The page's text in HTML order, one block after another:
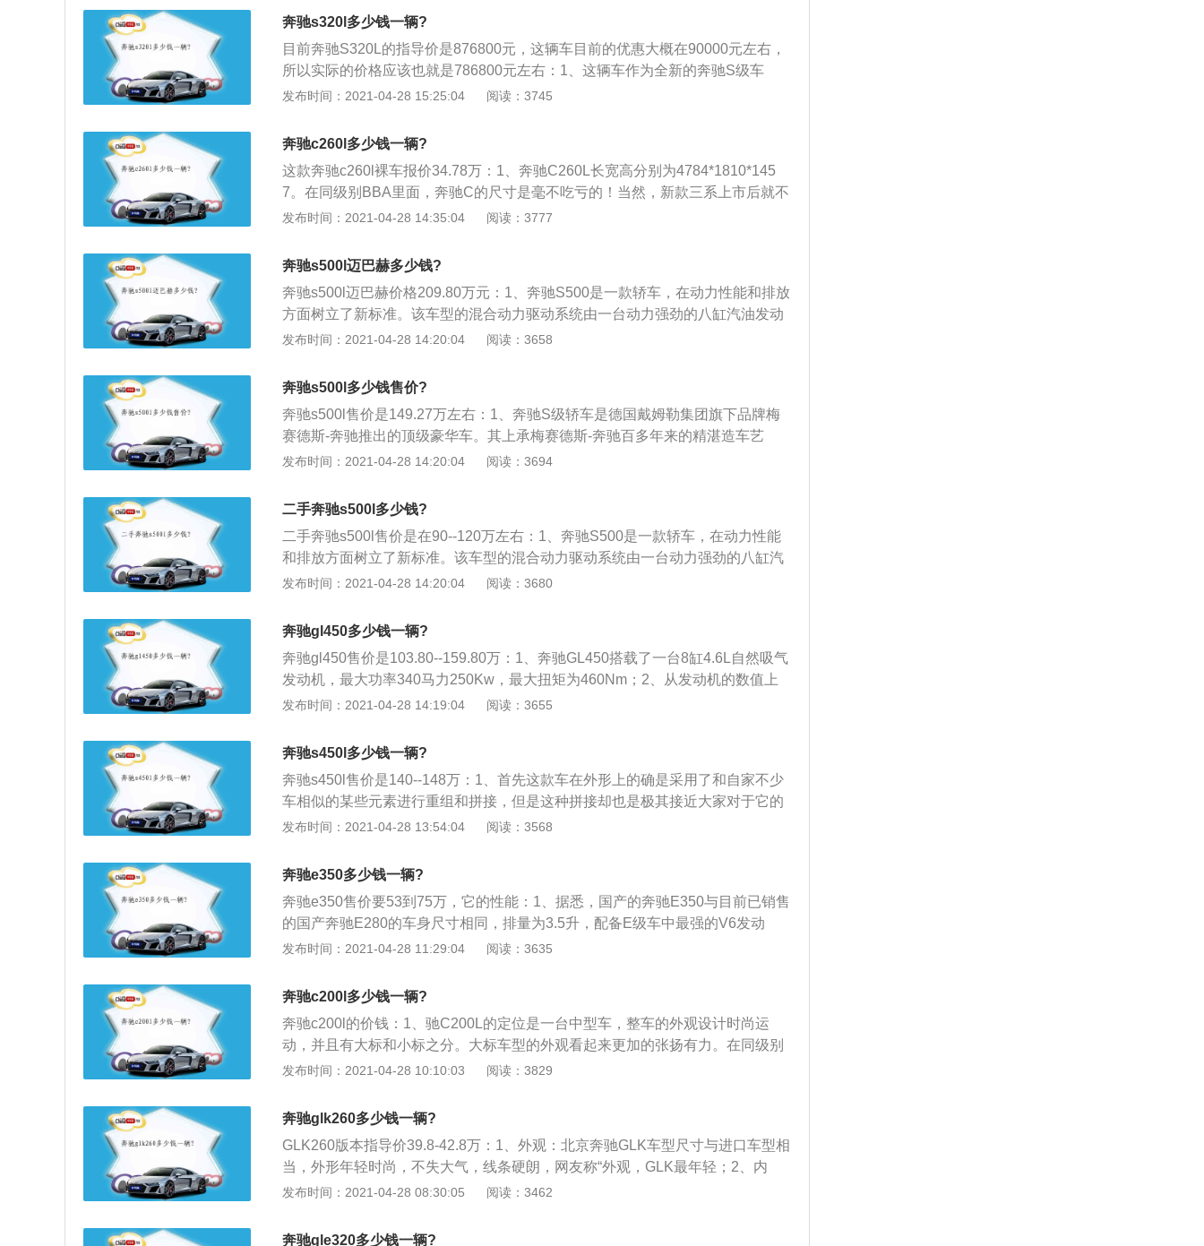
轴，就是难度最大单前轮着地，其它三个轮打滑的情况下也能从容脱困，虽说是
适时四驱但其四驱性能确是很优秀很优秀的。
奔驰s320l多少钱一辆?
目前奔驰S320L的指导价是876800元，这辆车目前的优惠大概在90000元左右，
所以实际的价格应该也就是786800元左右：1、这辆车作为全新的奔驰S级车
型，他的发动机系统一直遭到很多人的吐槽；2、说他的动力很垃圾，四缸发动
很轻快，开的很舒适，根本没有他们说的那么不好；3、而且他的轻混系统可以
让动力加速更加的平稳，能够循序渐进，但是如果你要追求很强的动力，那么它
多半是不适合你啦；4、这辆车因为这个轻混系统也是很省油的啦，他会及时的
控制你的发动机，为你节油省能的哦。
发布时间：2021-04-28 15:25:04 阅读：3745
奔驰c260l多少钱一辆?
这款奔驰c260l裸车报价34.78万：1、奔驰C260L长宽高分别为4784*1810*145
7。在同级别BBA里面，奔驰C的尺寸是毫不吃亏的！当然，新款三系上市后就不
一定了；2、内饰，12.3英寸的液晶仪表盘与10.25英寸的中控屏幕相结合，科技
260L还标配电子驻车、定速巡航、胎压监测、全景天窗等配置。所以奔驰贵，还
是有一定道理的！但是至于音响的话，柏林之声是需要7000块去选配的；4、奔
驰C260L排量为1497ml，最大马力184马，1.5T直列四缸百公里加速为8.5秒！动
力方面还是可以满足的！C300的高功率版的性能也有所提升，最大马力将达到2
58。
发布时间：2021-04-28 14:35:04 阅读：3777
奔驰s500l迈巴赫多少钱?
奔驰s500l迈巴赫价格209.80万元：1、奔驰S500是一款轿车，在动力性能和排放
方面树立了新标准。该车型的混合动力驱动系统由一台动力强劲的八缸汽油发动
机和一台高扭矩的电动机组成，以经济方式运转，能够最大限度地降低对环境的
及低滚动阻力轮胎后，这款S级轿车的综合油耗仅为8.0升\/100公里；3、综合二
氧化碳排放量只有188克\/公里，堪称全球最高效的豪华轿车。这款车不仅具有传
统的高水准驾乘舒适性、大行李箱容积、豪华的车内氛围，同时还提高了灵活
性。
发布时间：2021-04-28 14:20:04 阅读：3658
奔驰s500l多少钱售价?
奔驰s500l售价是149.27万左右：1、奔驰S级轿车是德国戴姆勒集团旗下品牌梅
赛德斯-奔驰推出的顶级豪华车。其上承梅赛德斯-奔驰百多年来的精湛造车艺
术；2、下启源源不绝的科技革新，在安全性、汽车工程和环境保护方面，具备
过精密的设计与打造，无论在驾驶性、豪华外表和安全性方面，都达到了顶峰的
水平；4、具备强劲的最新V式12缸双涡轮发动机，拥有让人无比兴奋的装备，另
外，它还配置了尖端的主动安全防护系统（PRE-SAFE），率先实现了“现实安全
概念”；5、可预先觉察危险并立即作出预防。2013年5月15日第十代的奔驰S级在
德国汉堡进行全球发布。
发布时间：2021-04-28 14:20:04 阅读：3694
二手奔驰s500l多少钱?
二手奔驰s500l售价是在90--120万左右：1、奔驰S500是一款轿车，在动力性能
和排放方面树立了新标准。该车型的混合动力驱动系统由一台动力强劲的八缸汽
油发动机和一台高扭矩的电动机组成，以经济方式运转，能够最大限度地降低对
功能以及低滚动阻力轮胎后，这款S级轿车的综合油耗仅为8.0升\/100公里，综合
二氧化碳排放量只有188克\/公里，堪称全球最高效的豪华轿车；3、这款车不仅
具有传统的高水准驾乘舒适性、大行李箱容积、豪华的车内氛围，同时还提高了
灵活性。
发布时间：2021-04-28 14:20:04 阅读：3680
奔驰gl450多少钱一辆?
奔驰gl450售价是103.80--159.80万：1、奔驰GL450搭载了一台8缸4.6L自然吸气
发动机，最大功率340马力250Kw，最大扭矩为460Nm；2、从发动机的数值上
看，GL450在同级别车型中绝对是数一数二的。发动机舱布局可以用整齐来形
在6000转\/分爆发出340马力的最大功率，在2700转\/分的转速下就能达到峰值扭
矩460牛米；4、这台4.6升V8发动机内部代号为M273，采用了双凸轮轴、每缸4
气门、双级镁金属进气歧管和进排气可变气门正时。匹配奔驰引以为豪的7G-Tro
nic七挡自动变速器，换挡平顺，响应迅速。
发布时间：2021-04-28 14:19:04 阅读：3655
奔驰s450l多少钱一辆?
奔驰s450l售价是140--148万：1、首先这款车在外形上的确是采用了和自家不少
车相似的某些元素进行重组和拼接，但是这种拼接却也是极其接近大家对于它的
一些了解和常规印象；2、比如说它的中间的进气格栅就依旧是大家在多数车型
是饱满但是体型也不算大的设计手法；3、这两处也就组成了它们在其中更有辨
识度的元素，如果大家认为它的这方面确实是会淹没在自己诸多同级车之下的
话，那么拉开它的车门后这种想法是能够迅速消散的。
发布时间：2021-04-28 13:54:04 阅读：3568
奔驰e350多少钱一辆?
奔驰e350售价要53到75万，它的性能：1、据悉，国产的奔驰E350与目前已销售
的国产奔驰E280的车身尺寸相同，排量为3.5升，配备E级车中最强的V6发动
机，从0到100公里\/小时的加速时间仅为6.9秒，最高车速达到了250公里\/小时；
率较低，外界猜测国产后奔驰E350的售价可能在70万元到75万元，届时这将是
国内第二贵的国产车。目前国产的三大豪华品牌——奥迪、宝马、奔驰中，价格
最高的是奥迪A6L4.2，其市场价为84.12万元左右；3、银河证券汽车分析师赵胜
利表示，奔驰E350的国产将有效补充北京奔驰E级车型的产品线，同时也将对国
内豪华车市的竞争格局产生巨大的影响，对国产奔驰争取主动，站稳脚跟有战略
0价格为63.98万元，E200K的价格为52.5万元。北汽集团董事长安庆衡日前在北
京奔驰新工厂落成典礼上表示，新款的E级和C级轿车将与全球同步在中国制造；
4、优点：一流品牌，一流品质，隔音出色，引擎宁顺，与变速器配合佳。缺
发布时间：2021-04-28 11:29:04 阅读：3635
奔驰c200l多少钱一辆?
奔驰c200l的价钱：1、驰C200L的定位是一台中型车，整车的外观设计时尚运
动，并且有大标和小标之分。大标车型的外观看起来更加的张扬有力。在同级别
的车型中C200L的售价是属于比较高的，同样优惠的幅度也比较少，这主要是奔
800元左右，目前这款车的市场终端优惠大概是在42000元左右，也就是说实际车
价308800元，如果按照首付比例30%进行计算，贷款金额216000元，手续费949
0元，保险1万元左右，购置税26000元左右，上牌费350元，首付款全部落地的
费用大概是在139000元左右；3、奔驰C200L所搭载的是一台2.0t的涡轮增压发
动机，这台发动机的最大功率为184马力，最大扭矩为300牛米，百公里加速仅为
变速箱。
发布时间：2021-04-28 10:10:03 阅读：3829
奔驰glk260多少钱一辆?
GLK260版本指导价39.8-42.8万：1、外观：北京奔驰GLK车型尺寸与进口车型相
当，外形年轻时尚，不失大气，线条硬朗，网友称“外观，GLK最年轻；2、内
饰：内饰整体造型和材质均保持原装进口车，全黑内饰充满动感，布局合理，做
现仅为够用，内部储物空间设计不多，但很实用，后排座椅成比例放倒之后尾箱
发布时间：2021-04-28 08:30:05 阅读：3462
奔驰gle320多少钱一辆?